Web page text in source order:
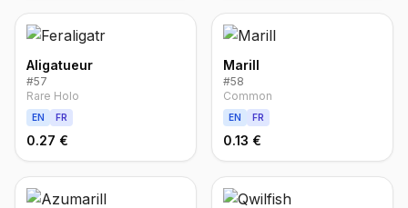
Aligatueur
#57
Rare Holo
EN FR
0.27 €
Marill
#58
Common
EN FR
0.13 €